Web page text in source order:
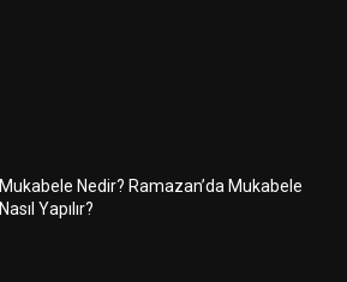
Mukabele Nedir? Ramazan’da Mukabele
Nasıl Yapılır?